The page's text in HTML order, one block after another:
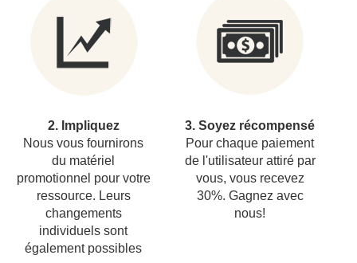
2. Impliquez
Nous vous fournirons
du matériel
promotionnel pour votre
ressource. Leurs
changements
individuels sont
également possibles
3. Soyez récompensé
Pour chaque paiement
de l'utilisateur attiré par
vous, vous recevez
30%. Gagnez avec
nous!